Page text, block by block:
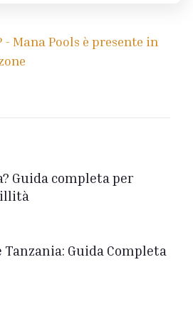
- Mana Pools è presente in
Guida completa per
Guida Completa